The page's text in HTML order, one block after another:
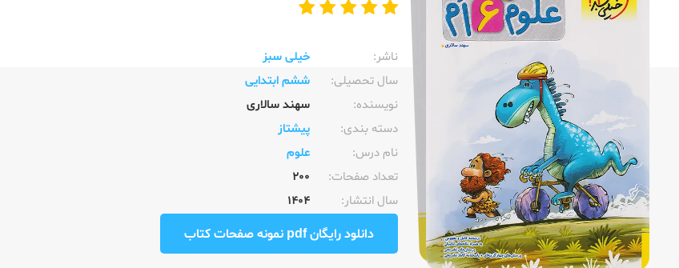
ناشر:‌
خیلی سبز
سال تحصیلی:‌
ششم ابتدایی
نویسنده:‌
سهند سالاری
دسته بندی:
پیشتاز
نام درس:
علوم
تعداد صفحات:‌
200
سال انتشار:‌
1404
دانلود رایگان pdf نمونه صفحات کتاب